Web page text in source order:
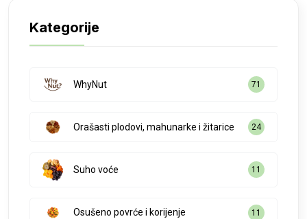
Kategorije
WhyNut 71
Orašasti plodovi, mahunarke i žitarice 24
Suho voće 11
Osušeno povrće i korijenje 11